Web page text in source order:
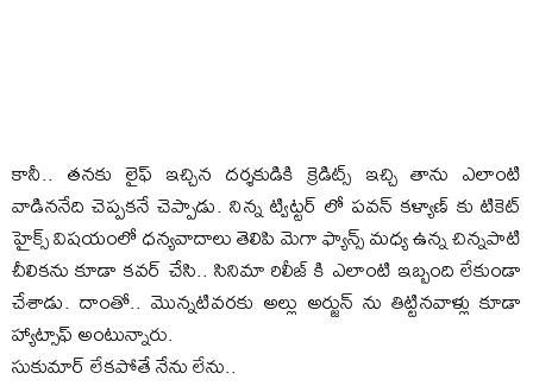
కానీ.. తనకు లైఫ్ ఇచ్చిన దర్శకుడికి క్రెడిట్స్ ఇచ్చి తాను ఎలాంటి
వాడిననేది చెప్పకనే చెప్పాడు. నిన్న ట్విట్టర్ లో పవన్ కళ్యాణ్ కు టికెట్
హైక్స్ విషయంలో ధన్యవాదాలు తెలిపి మెగా ఫ్యాన్స్ మధ్య ఉన్న చిన్నపాటి
చీలికను కూడా కవర్ చేసి.. సినిమా రిలీజ్ కి ఎలాంటి ఇబ్బంది లేకుండా
చేశాడు. దాంతో.. మొన్నటివరకు అల్లు అర్జున్ ను తిట్టినవాళ్లు కూడా
హ్యాట్సాఫ్ అంటున్నారు.
సుకుమార్ లేకపోతే నేను లేను..